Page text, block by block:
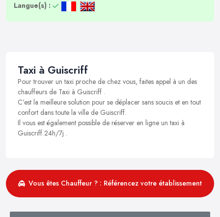
Langue(s) :
Taxi à Guiscriff
Pour trouver un taxi proche de chez vous, faites appel à un des
chauffeurs de Taxi à Guiscriff .
C’est la meilleure solution pour se déplacer sans soucis et en tout
confort dans toute la ville de Guiscriff.
Il vous est également possible de réserver en ligne un taxi à
Guiscriff 24h/7j .
Vous êtes Chauffeur ? : Référencez votre établissement